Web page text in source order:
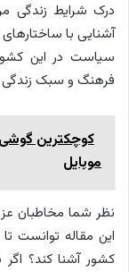
درک شرایط زندگی
آشنایی با
سیاست در این
فرهنگ و سبک زندگی
موبایل
نظر شما مخاطبان
این مقاله توانست
کشور آشنا کند؟